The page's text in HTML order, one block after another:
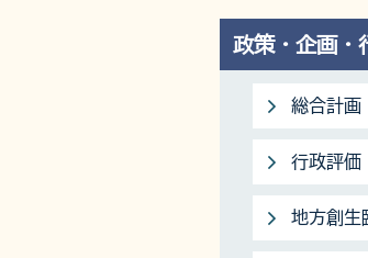
政策・企画・
総合計画
行政評価
地方創生